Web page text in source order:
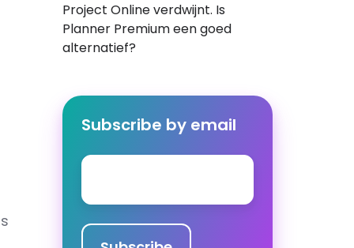
Project Online verdwijnt. Is
Planner Premium een goed
alternatief?
Subscribe by email
Email